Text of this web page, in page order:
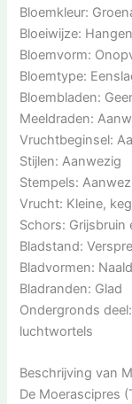
Bloemkleur:
Bloeiwijze:
Bloemvorm:
Bloemtype:
Bloembladen:
Meeldraden:
Vruchtbeginsel:
Stijlen: Aanwezig
Stempels:
Vrucht: Kleine,
Schors: Grijsbruin
Bladstand:
Bladvormen:
Bladranden: Glad
Ondergronds
luchtwortels
Beschrijving van
De Moerascipres